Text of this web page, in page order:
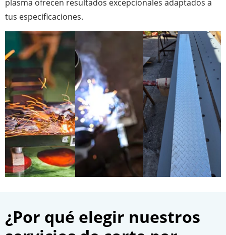
plasma ofrecen resultados excepcionales adaptados a
tus especificaciones.
¿Por qué elegir nuestros